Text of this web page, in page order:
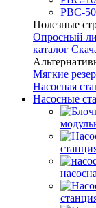
РВС-50
Полезные
Опросный
каталог
Мягкие
Насосная
Насосные